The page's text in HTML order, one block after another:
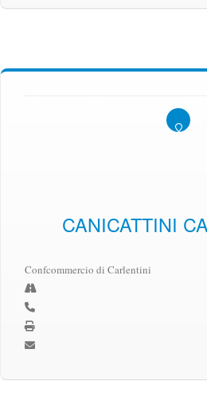
CANICATTINI
Confcommercio di Carlentini